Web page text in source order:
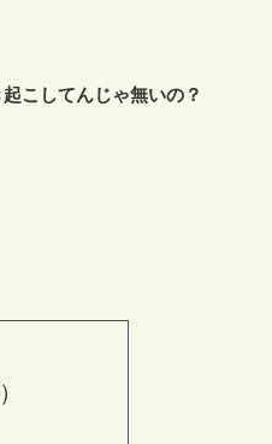
こしてんじゃ無いの？